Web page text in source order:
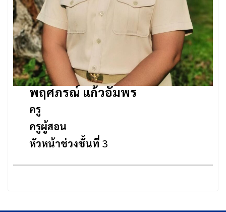
พฤศภรณ์ แก้วอัมพร
ครู
ครูผู้สอน
หัวหน้าช่วงชั้นที่ 3